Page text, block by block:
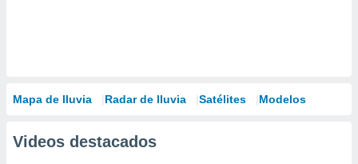
Mapa de lluvia Radar de lluvia Satélites Modelos
Videos destacados